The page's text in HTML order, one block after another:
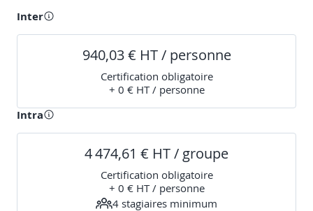
Inter
940,03 € HT / personne
Certification obligatoire
+ 0 € HT / personne
Intra
4 474,61 € HT / groupe
Certification obligatoire
+ 0 € HT / personne
4 stagiaires minimum